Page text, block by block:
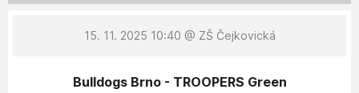
15. 11. 2025 10:40 @ ZŠ Čejkovická
Bulldogs Brno - TROOPERS Green